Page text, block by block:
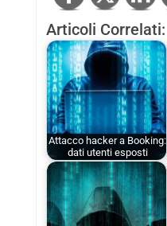
Articoli Correlati:
Attacco hacker a Booking:
dati utenti esposti